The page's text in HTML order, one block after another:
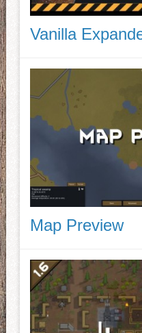
Vanilla
Map Preview